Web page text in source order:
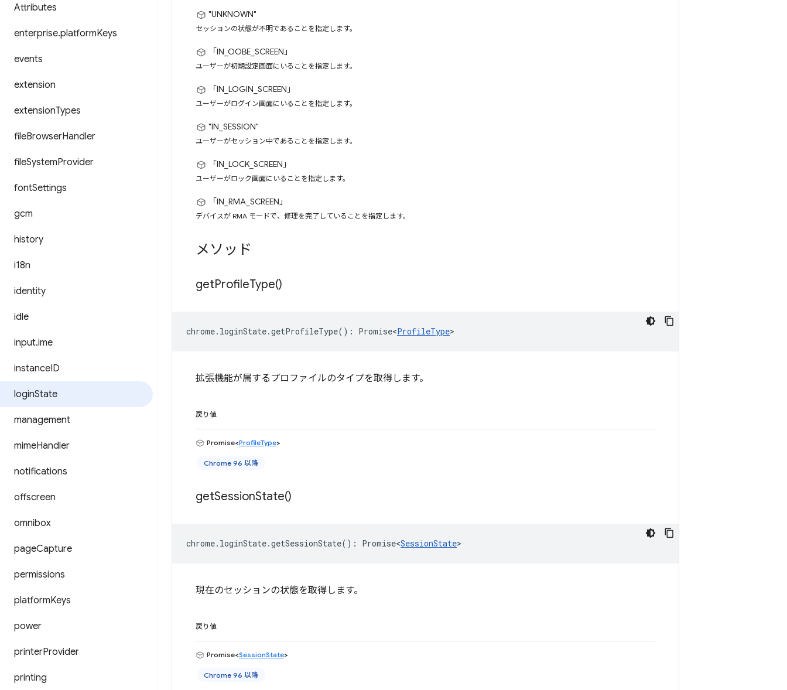
Attributes
enterprise.platformKeys
events
extension
extensionTypes
fileBrowserHandler
fileSystemProvider
fontSettings
gcm
history
i18n
identity
idle
input.ime
instanceID
loginState
management
mimeHandler
notifications
offscreen
omnibox
pageCapture
permissions
platformKeys
power
printerProvider
printing
"UNKNOWN"
セッションの状態が不明であることを指定します。
「IN_OOBE_SCREEN」
ユーザーが初期設定画面にいることを指定します。
「IN_LOGIN_SCREEN」
ユーザーがログイン画面にいることを指定します。
"IN_SESSION"
ユーザーがセッション中であることを指定します。
「IN_LOCK_SCREEN」
ユーザーがロック画面にいることを指定します。
「IN_RMA_SCREEN」
デバイスが RMA モードで、修理を完了していることを指定します。
メソッド
getProfileType()
chrome. loginState.getProfileType() : Promise<ProfileType>
拡張機能が属するプロファイルのタイプを取得します。
戻り値
Promise<ProfileType>
Chrome 96 以降
getSessionState()
chrome. loginState.getSessionState() : Promise<SessionState>
現在のセッションの状態を取得します。
戻り値
Promise<SessionState>
Chrome 96 以降